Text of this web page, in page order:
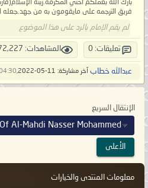
بارك الله بعملكم أختي المكرمه.زينة
فريق الترجمه على مايقومون به من جهد.جعله
لم يقم الإمام بالرد على هذا الموضوع
تعليقات: 0 المشاهدات: 72,227
عبدالله خطاب آخر مشاركة: 11-05-2022, PM
الإنتقال السريع
Al-Mahdi Nasser Mohammed
الأعلى
معلومات المنتدى والخيارات